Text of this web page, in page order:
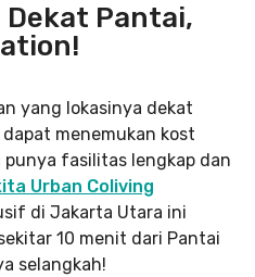
Pantai,
yang lokasinya dekat
menemukan kost
fasilitas lengkap dan
Urban Coliving
di Jakarta Utara ini
10 menit dari Pantai
selangkah!